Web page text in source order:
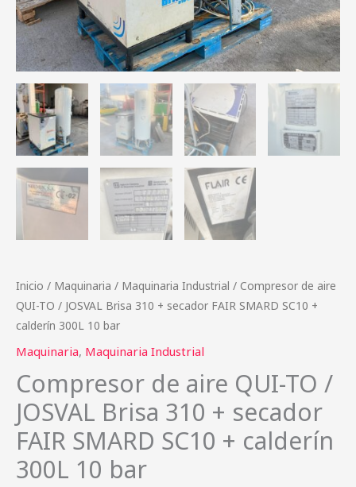
Inicio / Maquinaria / Maquinaria Industrial / Compresor de aire
QUI-TO / JOSVAL Brisa 310 + secador FAIR SMARD SC10 +
calderín 300L 10 bar
Maquinaria, Maquinaria Industrial
Compresor de aire QUI-TO /
JOSVAL Brisa 310 + secador
FAIR SMARD SC10 + calderín
300L 10 bar